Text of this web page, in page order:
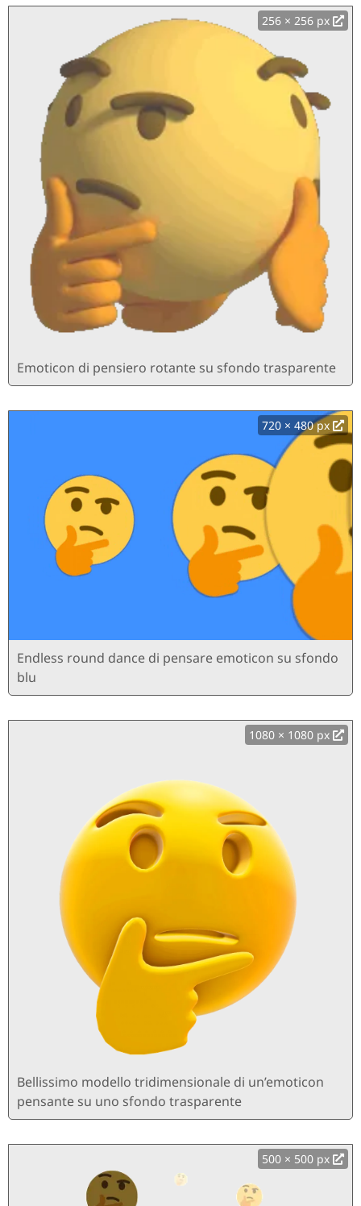
256 × 256 px
Emoticon di pensiero rotante su sfondo trasparente
720 × 480 px
Endless round dance di pensare emoticon su sfondo
blu
1080 × 1080 px
Bellissimo modello tridimensionale di un’emoticon
pensante su uno sfondo trasparente
500 × 500 px